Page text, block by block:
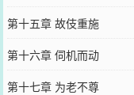
第十五章 故伎重施
第十六章 伺机而动
第十七章 为老不尊